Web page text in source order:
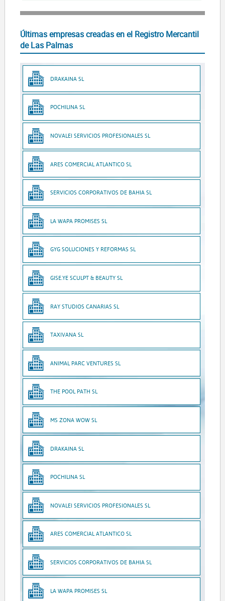
Últimas empresas creadas en el Registro Mercantil
de Las Palmas
DRAKAINA SL
POCHILINA SL
NOVALEI SERVICIOS PROFESIONALES SL
ARES COMERCIAL ATLANTICO SL
SERVICIOS CORPORATIVOS DE BAHIA SL
LA WAPA PROMISES SL
GYG SOLUCIONES Y REFORMAS SL
GISE.YE SCULPT & BEAUTY SL
RAY STUDIOS CANARIAS SL
TAXIVANA SL
ANIMAL PARC VENTURES SL
THE POOL PATH SL
MS ZONA WOW SL
DRAKAINA SL
POCHILINA SL
NOVALEI SERVICIOS PROFESIONALES SL
ARES COMERCIAL ATLANTICO SL
SERVICIOS CORPORATIVOS DE BAHIA SL
LA WAPA PROMISES SL